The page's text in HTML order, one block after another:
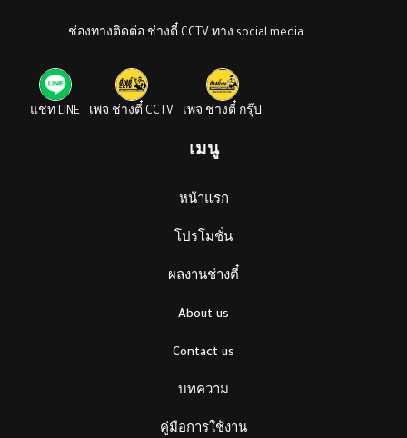
ช่องทางติดต่อ ช่างตี๋ CCTV ทาง social media
แชท LINE เพจ ช่างตี๋ CCTV เพจ ช่างตี๋ กรุ๊ป
เมนู
หน้าแรก
โปรโมชั่น
ผลงานช่างตี๋
About us
Contact us
บทความ
คู่มือการใช้งาน